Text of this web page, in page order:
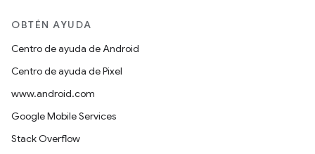
OBTÉN AYUDA
Centro de ayuda de Android
Centro de ayuda de Pixel
www.android.com
Google Mobile Services
Stack Overflow